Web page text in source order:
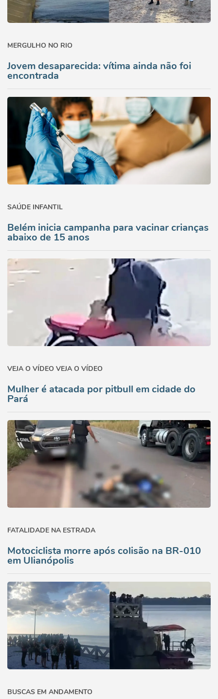
MERGULHO NO RIO
Jovem desaparecida: vítima ainda não foi
encontrada
SAÚDE INFANTIL
Belém inicia campanha para vacinar crianças
abaixo de 15 anos
VEJA O VÍDEO VEJA O VÍDEO
Mulher é atacada por pitbull em cidade do
Pará
FATALIDADE NA ESTRADA
Motociclista morre após colisão na BR-010
em Ulianópolis
BUSCAS EM ANDAMENTO